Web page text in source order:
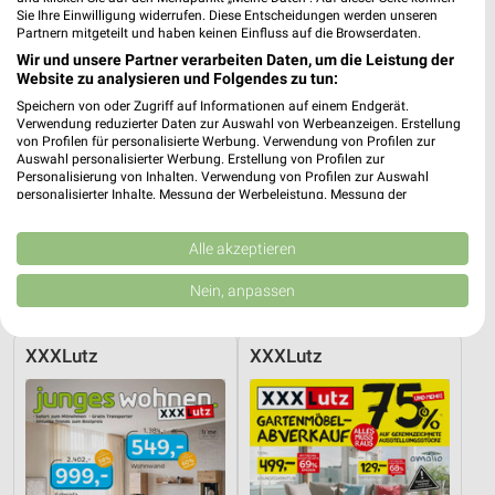
15 km
Badezimmer-Testerinnen
Noch heute gültig
15 km
Schlafzimmer Spezial
Noch heute gültig
XXXLutz XXXLutz
Sie Ihre Einwilligung widerrufen. Diese Entscheidungen werden unseren
Partnern mitgeteilt und haben keinen Einfluss auf die Browserdaten.
Wir und unsere Partner verarbeiten Daten, um die Leistung der
Website zu analysieren und Folgendes zu tun:
Speichern von oder Zugriff auf Informationen auf einem Endgerät.
Verwendung reduzierter Daten zur Auswahl von Werbeanzeigen. Erstellung
von Profilen für personalisierte Werbung. Verwendung von Profilen zur
Auswahl personalisierter Werbung. Erstellung von Profilen zur
Personalisierung von Inhalten. Verwendung von Profilen zur Auswahl
personalisierter Inhalte. Messung der Werbeleistung. Messung der
Kombinationen von Daten aus verschiedenen Quellen. Entwicklung und
Verbesserung der Angebote. Verwendung reduzierter Daten zur Auswahl
von Inhalten.
Daten können außerhalb der Europäischen Union weitergegeben und in die
USA gesendet werden.
Website/App.
Wir nutzen Ihre Daten für folgende Zwecke:
IAB-Verarbeitungszwecke:
Speichern von oder Zugriff auf Informationen
auf einem Endgerät
Alle akzeptieren
Nein, anpassen